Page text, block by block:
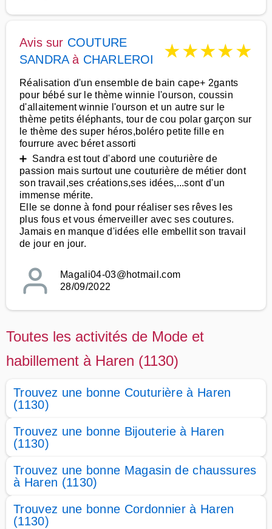
Avis sur COUTURE
SANDRAà CHARLEROI ★★★★★
Réalisation d'un ensemble de bain cape+ 2gants
pour bébé sur le thème winnie l'ourson, coussin
d'allaitement winnie l'ourson et un autre sur le
thème petits éléphants, tour de cou polar garçon sur
le thème des super héros,boléro petite fille en
fourrure avec béret assorti
➕ Sandra est tout d'abord une couturière de
passion mais surtout une couturière de métier dont
son travail,ses créations,ses idées,...sont d'un
immense mérite.
Elle se donne à fond pour réaliser ses rêves les
plus fous et vous émerveiller avec ses coutures.
Jamais en manque d'idées elle embellit son travail
de jour en jour.
Magali04-03@hotmail.com
28/09/2022
Toutes les activités de Mode et
habillement à Haren (1130)
Trouvez une bonne Couturière à Haren
(1130)
Trouvez une bonne Bijouterie à Haren
(1130)
Trouvez une bonne Magasin de chaussures
à Haren (1130)
Trouvez une bonne Cordonnier à Haren
(1130)